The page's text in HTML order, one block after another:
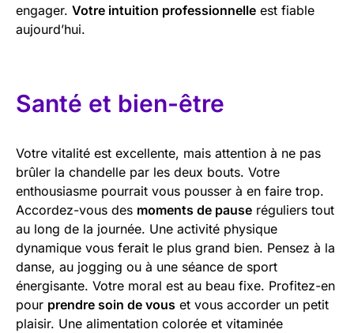
engager. Votre intuition professionnelle est fiable
aujourd’hui.
Santé et bien-être
Votre vitalité est excellente, mais attention à ne pas
brûler la chandelle par les deux bouts. Votre
enthousiasme pourrait vous pousser à en faire trop.
Accordez-vous des moments de pause réguliers tout
au long de la journée. Une activité physique
dynamique vous ferait le plus grand bien. Pensez à la
danse, au jogging ou à une séance de sport
énergisante. Votre moral est au beau fixe. Profitez-en
pour prendre soin de vous et vous accorder un petit
plaisir. Une alimentation colorée et vitaminée